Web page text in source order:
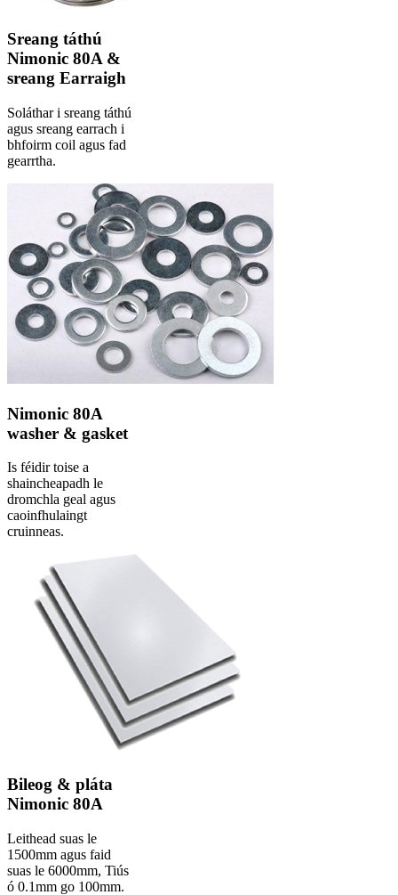
Sreang táthú
Nimonic 80A &
sreang Earraigh
Soláthar i sreang táthú
agus sreang earrach i
bhfoirm coil agus fad
gearrtha.
Nimonic 80A
washer & gasket
Is féidir toise a
shaincheapadh le
dromchla geal agus
caoinfhulaingt
cruinneas.
Bileog & pláta
Nimonic 80A
Leithead suas le
1500mm agus faid
suas le 6000mm, Tiús
ó 0.1mm go 100mm.